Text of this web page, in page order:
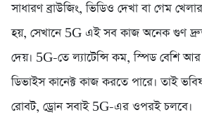
সাধারণ ব্রাউজিং, ভিডিও দেখা বা গেম
হয়, সেখানে 5G এই সব কাজ অনেক গুণ
দেয়। 5G-তে ল্যাটেন্সি কম, স্পিড বেশি
ডিভাইস কানেক্ট কাজ করতে পারে। তাই
রোবট, ড্রোন সবাই 5G-এর ওপরই চলবে।